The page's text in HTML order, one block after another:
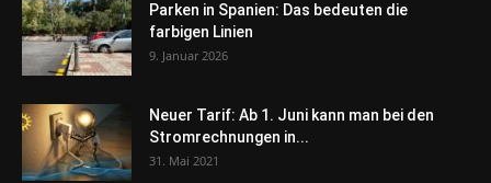
Parken in Spanien: Das bedeuten die
farbigen Linien
9. Januar 2026
Neuer Tarif: Ab 1. Juni kann man bei den
Stromrechnungen in...
31. Mai 2021